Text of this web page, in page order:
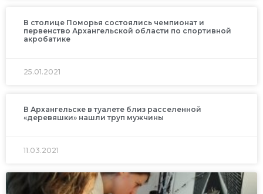
В столице Поморья состоялись чемпионат и
первенство Архангельской области по спортивной
акробатике
25.01.2021
В Архангельске в туалете близ расселенной
«деревяшки» нашли труп мужчины
11.03.2021